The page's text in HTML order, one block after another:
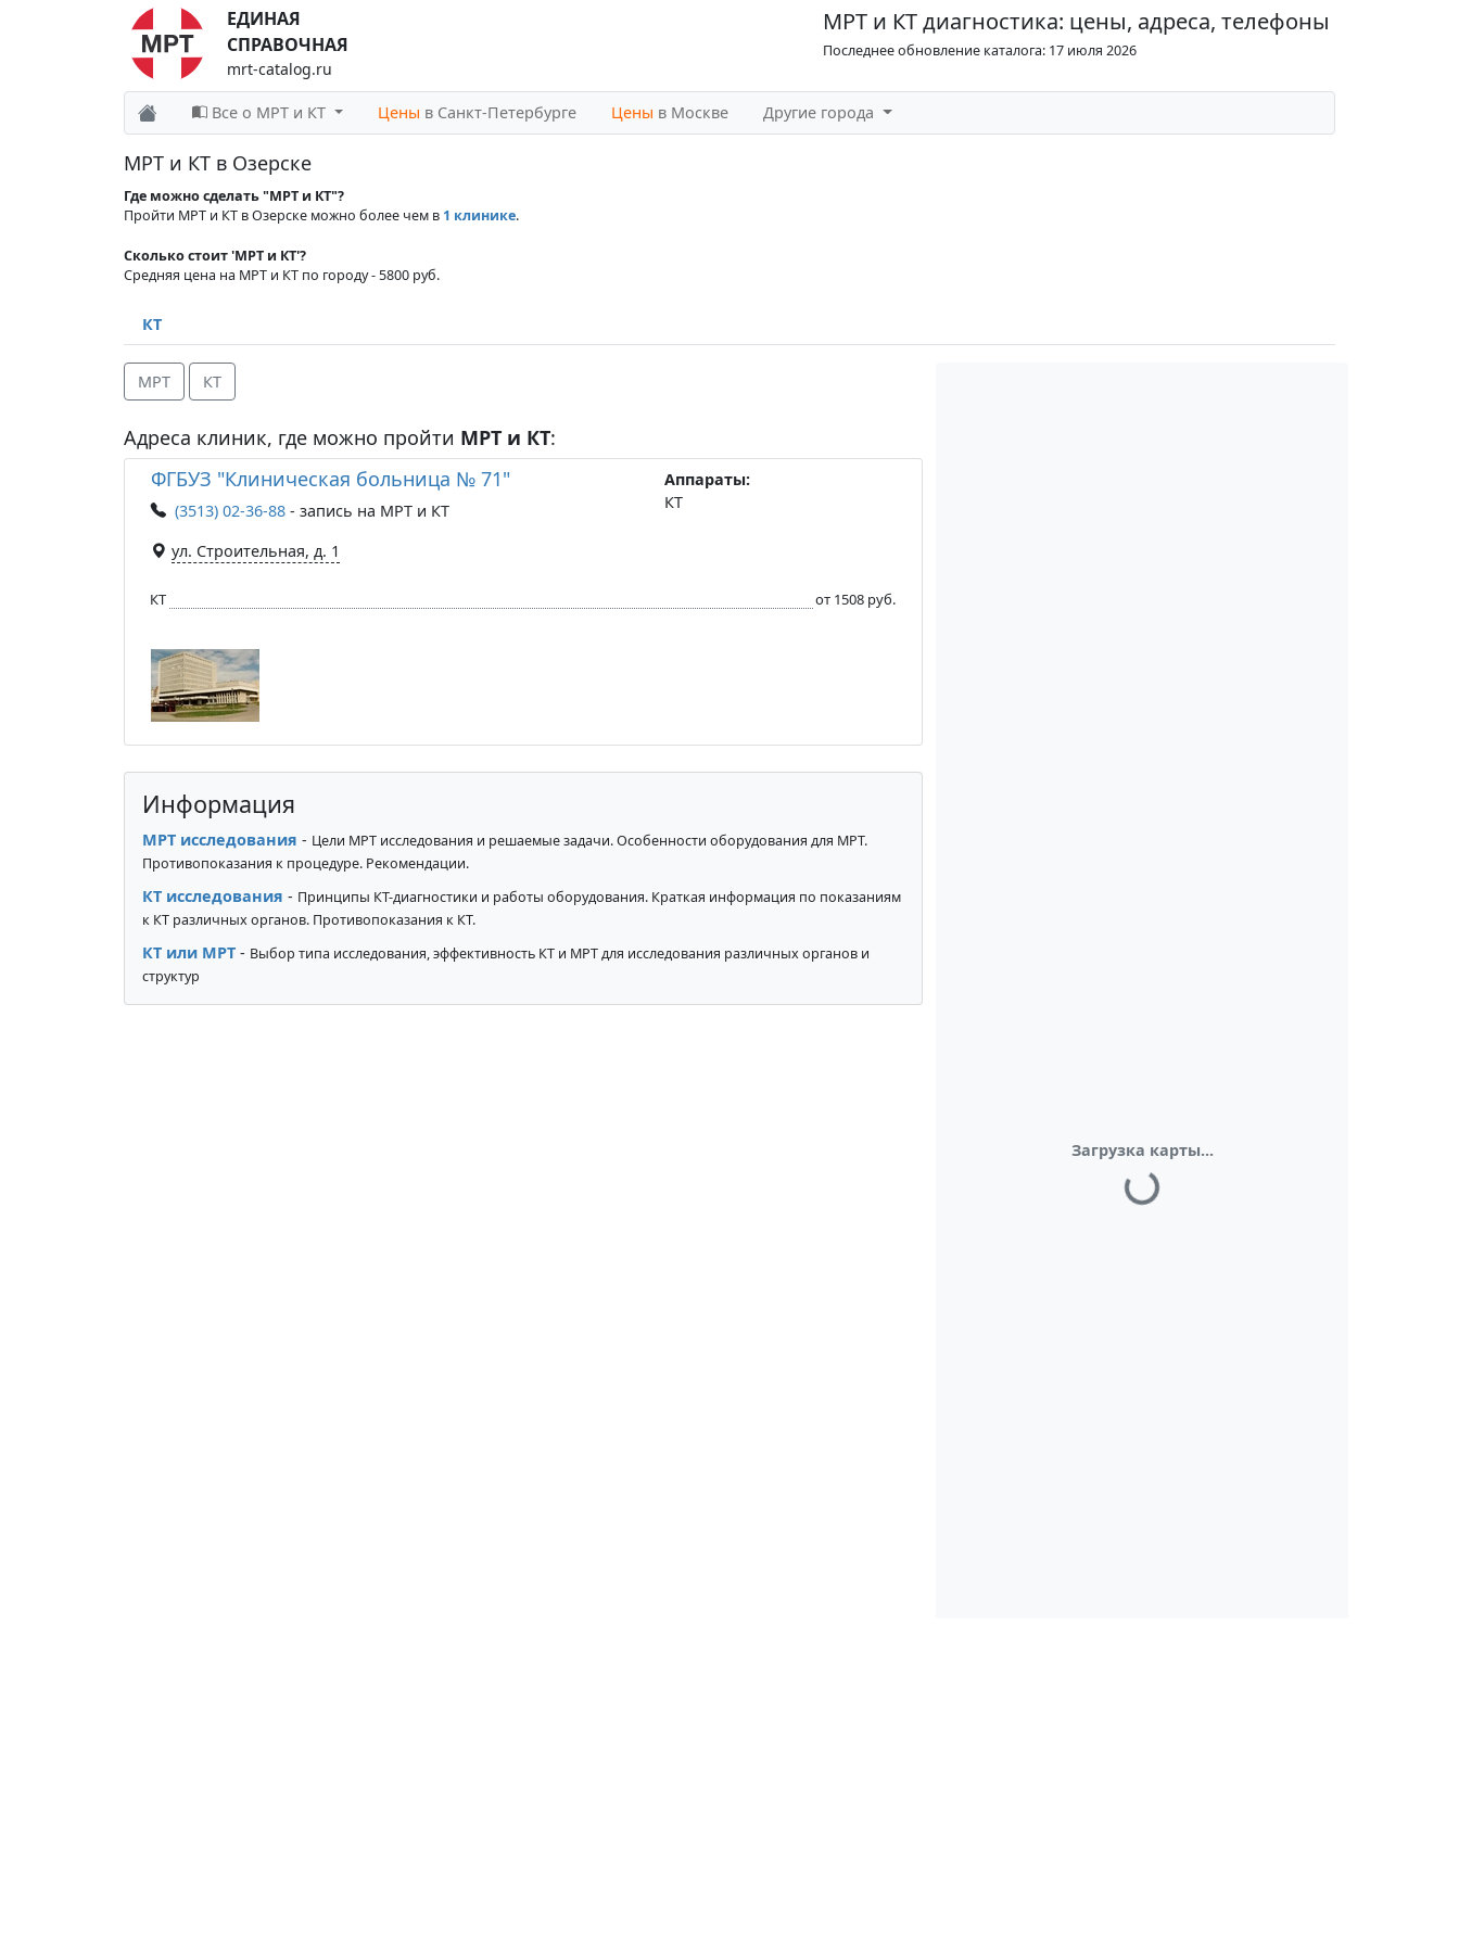
ЕДИНАЯ
СПРАВОЧНАЯ
mrt-catalog.ru
МРТ и КТ диагностика: цены, адреса, телефоны
Последнее обновление каталога: 17 июля 2026
Все о МРТ и КТ Цены в Санкт-Петербурге Цены в Москве Другие города
МРТ и КТ в Озерске
Где можно сделать "МРТ и КТ"?
Пройти МРТ и КТ в Озерске можно более чем в 1 клинике.
Сколько стоит 'МРТ и КТ'?
Средняя цена на МРТ и КТ по городу - 5800 руб.
КТ
МРТ КТ
Адреса клиник, где можно пройти МРТ и КТ:
ФГБУЗ "Клиническая больница № 71"
(3513) 02-36-88 - запись на МРТ и КТ
ул. Строительная, д. 1
Аппараты:
КТ
КТ от 1508 руб.
Информация
МРТ исследования - Цели МРТ исследования и решаемые задачи. Особенности оборудования для МРТ.
Противопоказания к процедуре. Рекомендации.
КТ исследования - Принципы КТ-диагностики и работы оборудования. Краткая информация по показаниям
к КТ различных органов. Противопоказания к КТ.
КТ или МРТ - Выбор типа исследования, эффективность КТ и МРТ для исследования различных органов и
структур
Загрузка карты...